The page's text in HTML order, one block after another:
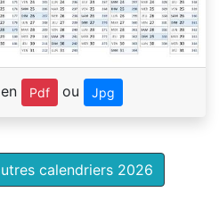
Pdf ou Jpg
calendriers 2026